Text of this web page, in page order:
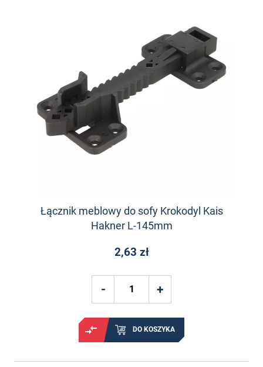
Łącznik meblowy do sofy Krokodyl Kais
Hakner L-145mm
2,63 zł
DO KOSZYKA